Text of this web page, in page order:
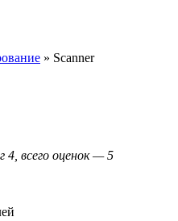
» Scanner
4, всего оценок — 5